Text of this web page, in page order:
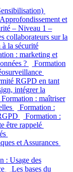
et
– Niveau 1 –
collaborateurs sur la
la sécurité
: marketing et
?
Formation
RGPD en tant
intégrer la
Formation : maîtriser
Formation :
Formation :
être rappelé
et Assurances
: Usage des
Les bases du